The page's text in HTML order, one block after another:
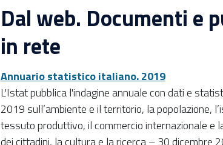
Dal web. Documenti e
in rete
Annuario statistico italiano. 2019
L'Istat pubblica l'indagine annuale con dati e
2019 sull’ambiente e il territorio, la popolazione,
tessuto produttivo, il commercio internazionale e
dei cittadini, la cultura e la ricerca – 30 dicembre